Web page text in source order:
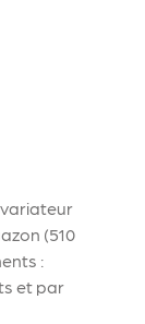
(510
:
et par